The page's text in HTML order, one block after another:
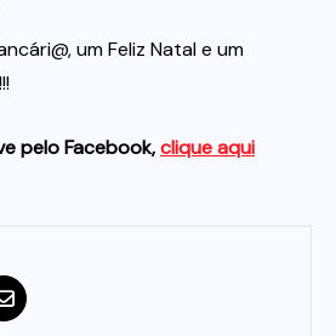
um Feliz Natal e um
pelo Facebook,clique aqui